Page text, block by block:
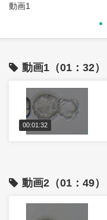
動画1
動画1（01：32）
00:01:32
動画2（01：49）